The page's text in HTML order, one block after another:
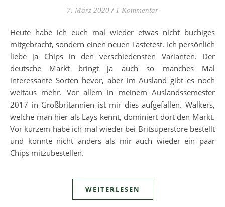
7. März 2020 / 1 Kommentar
Heute habe ich euch mal wieder etwas nicht buchiges
mitgebracht, sondern einen neuen Tastetest. Ich persönlich
liebe ja Chips in den verschiedensten Varianten. Der
deutsche Markt bringt ja auch so manches Mal
interessante Sorten hevor, aber im Ausland gibt es noch
weitaus mehr. Vor allem in meinem Auslandssemester
2017 in Großbritannien ist mir dies aufgefallen. Walkers,
welche man hier als Lays kennt, dominiert dort den Markt.
Vor kurzem habe ich mal wieder bei Britsuperstore bestellt
und konnte nicht anders als mir auch wieder ein paar
Chips mitzubestellen.
WEITERLESEN